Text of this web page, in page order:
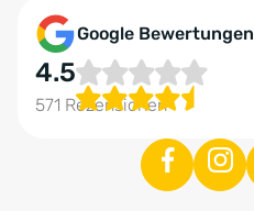
Google Bewertungen
4.5
571 Rezensionen